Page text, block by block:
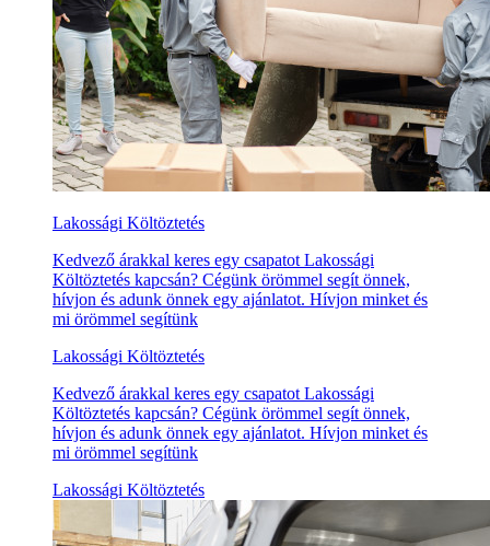
Lakossági Költöztetés
Kedvező árakkal keres egy csapatot Lakossági
Költöztetés kapcsán? Cégünk örömmel segít önnek,
hívjon és adunk önnek egy ajánlatot. Hívjon minket és
mi örömmel segítünk
Lakossági Költöztetés
Kedvező árakkal keres egy csapatot Lakossági
Költöztetés kapcsán? Cégünk örömmel segít önnek,
hívjon és adunk önnek egy ajánlatot. Hívjon minket és
mi örömmel segítünk
Lakossági Költöztetés